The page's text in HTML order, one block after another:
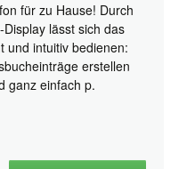
für zu Hause! Durch
lässt sich das
und intuitiv bedienen:
erstellen
ganz einfach p.